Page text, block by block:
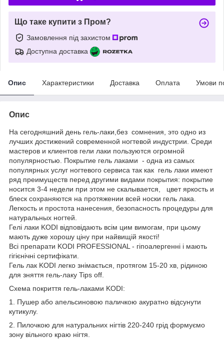
Що таке купити з Пром?
Замовлення під захистом
Доступна доставка
Опис Характеристики Доставка Оплата Умови
Опис
На сегодняшний день гель-лаки,без сомнения, это одно из
лучших достижений современной ногтевой индустрии. Среди
мастеров и клиентов гели лаки пользуются огромной
популярностью. Покрытие гель лаками - одна из самых
популярных услуг ногтевого сервиса так как гель лаки имеют
ряд преимуществ перед другими видами покрытия: покрытие
носится 3-4 недели при этом не скалывается, цвет яркость и
блеск сохраняются на протяжении всей носки гель лака.
Легкость и простота нанесения, безопасность процедуры для
натуральных ногтей.
Гелі лаки KODI відповідають всім цим вимогам, при цьому
мають дуже хорошу ціну при найвищій якості!
Всі препарати KODI PROFESSIONAL - гіпоалергенні і мають
гігієнічні сертифікати.
Гель лак KODI легко знімається, протягом 15-20 хв, рідиною
для зняття гель-лаку Tips off.
Схема покриття гель-лаками KODI:
1. Пушер або апельсиновою паличкою акуратно відсунути
кутикулу.
2. Пилочкою для натуральних нігтів 220-240 грід формуємо
зону вільного краю нігтя.